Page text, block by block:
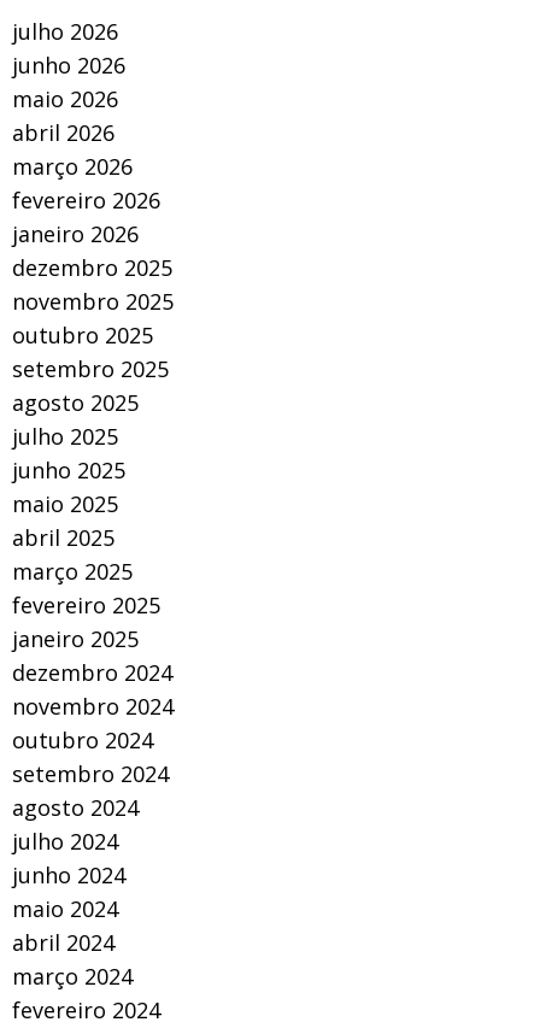
julho 2026
junho 2026
maio 2026
abril 2026
março 2026
fevereiro 2026
janeiro 2026
dezembro 2025
novembro 2025
outubro 2025
setembro 2025
agosto 2025
julho 2025
junho 2025
maio 2025
abril 2025
março 2025
fevereiro 2025
janeiro 2025
dezembro 2024
novembro 2024
outubro 2024
setembro 2024
agosto 2024
julho 2024
junho 2024
maio 2024
abril 2024
março 2024
fevereiro 2024